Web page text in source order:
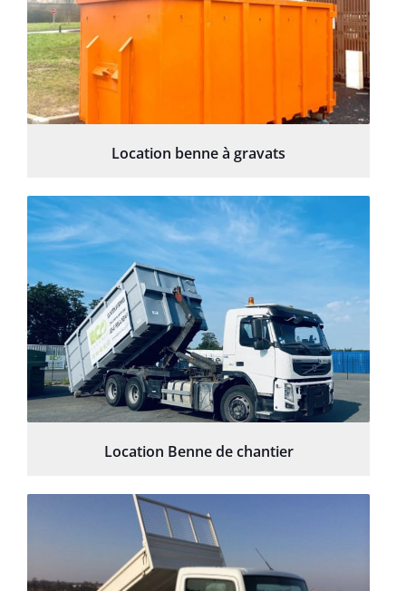
Location benne à gravats
Location Benne de chantier